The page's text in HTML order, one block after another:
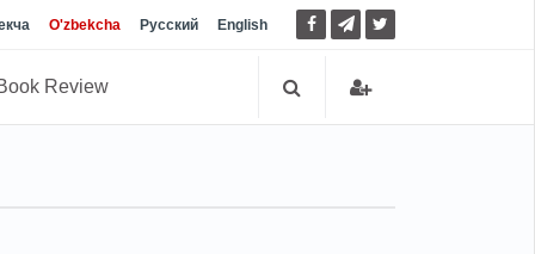
O'zbekcha Русский English
Review